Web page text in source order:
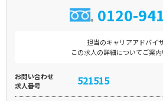
0120-
担当のキャリアアドバイ
この求人の詳細についてご案
お問い合わせ
求人番号
521515